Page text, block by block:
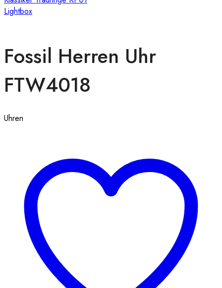
Lightbox
Fossil Herren Uhr
FTW4018
Uhren